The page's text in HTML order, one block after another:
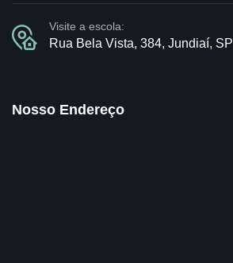
Visite a escola:
Rua Bela Vista, 384, Jundiaí, SP
Nosso Endereço